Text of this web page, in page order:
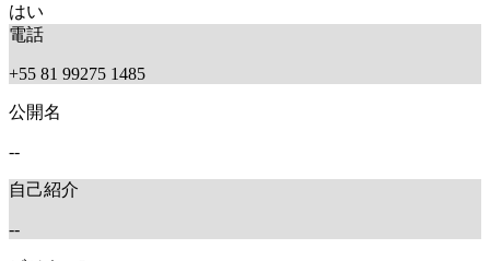
はい
電話
+55 81 99275 1485
公開名
--
自己紹介
--